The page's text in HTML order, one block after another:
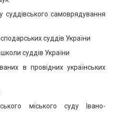
суддівського самоврядування
суддів України
суддів України
в провідних українських
міського суду Івано-